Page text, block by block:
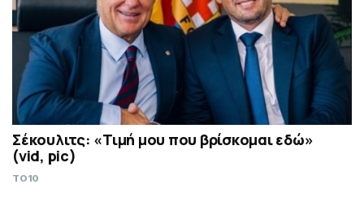
Σέκουλιτς: «Τιμή μου που βρίσκομαι εδώ»
(vid, pic)
TO10